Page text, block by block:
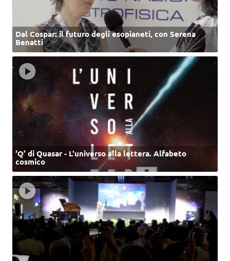
Dal Cospar: il futuro degli esopianeti, con Serena
Benatti
‘Q’ di Quasar - L'universo alla lettera. Alfabeto
cosmico